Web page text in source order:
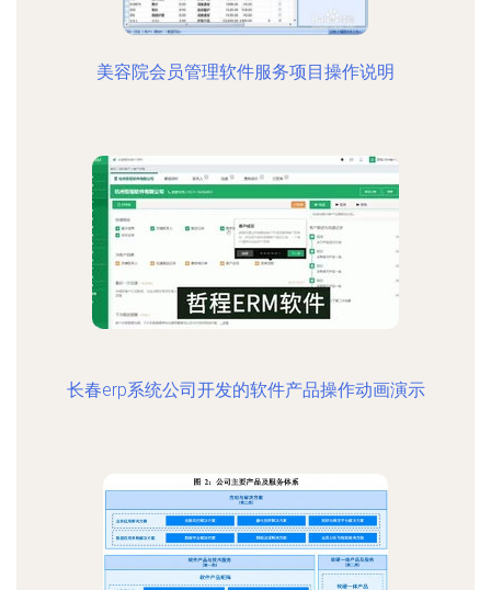
美容院会员管理软件服务项目操作说明
长春erp系统公司开发的软件产品操作动画演示